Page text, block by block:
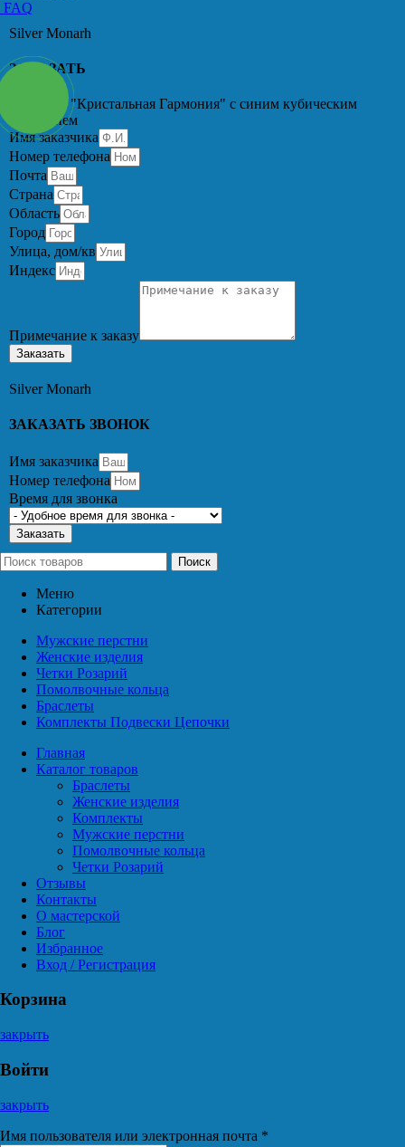
FAQ
Silver Monarh
ЗАКАЗАТЬ
Перстень "Кристальная Гармония" с синим кубическим
цирконием
Имя заказчика
Номер телефона
Почта
Страна
Область
Город
Улица, дом/кв
Индекс
Примечание к заказу
Заказать
Silver Monarh
ЗАКАЗАТЬ ЗВОНОК
Имя заказчика
Номер телефона
Время для звонка
Заказать
Поиск
Меню
Категории
Мужские перстни
Женские изделия
Четки Розарий
Помолвочные кольца
Браслеты
Комплекты Подвески Цепочки
Главная
Каталог товаров
Браслеты
Женские изделия
Комплекты
Мужские перстни
Помолвочные кольца
Четки Розарий
Отзывы
Контакты
О мастерской
Блог
Избранное
Вход / Регистрация
Корзина
закрыть
Войти
закрыть
Имя пользователя или электронная почта *